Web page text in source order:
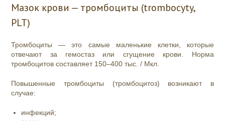
Мазок крови — тромбоциты (trombocyty,
PLT)
Тромбоциты — это самые маленькие клетки, которые
отвечают за гемостаз или сгущение крови. Норма
тромбоцитов составляет 150–400 тыс. / Мкл.
Повышенные тромбоциты (тромбоцитоз) возникают в
случае:
инфекций;